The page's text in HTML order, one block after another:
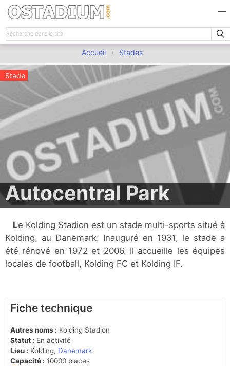
Accueil Stades
Stade
Autocentral Park
Le Kolding Stadion est un stade multi-sports situé à
Kolding, au Danemark. Inauguré en 1931, le stade a
été rénové en 1972 et 2006. Il accueille les équipes
locales de football, Kolding FC et Kolding IF.
Fiche technique
Autres noms : Kolding Stadion
Statut : En activité
Lieu : Kolding, Danemark
Capacité : 10000 places